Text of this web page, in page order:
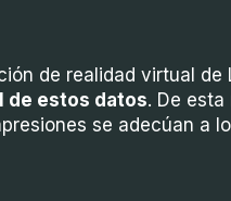
de realidad virtual de
de estos datos. De
se adecúan a